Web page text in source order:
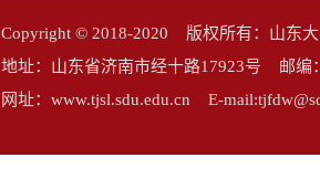
Copyright © 2018-2020 版权所有：山东
地址：山东省济南市经十路17923号 邮
网址：www.tjsl.sdu.edu.cn E-